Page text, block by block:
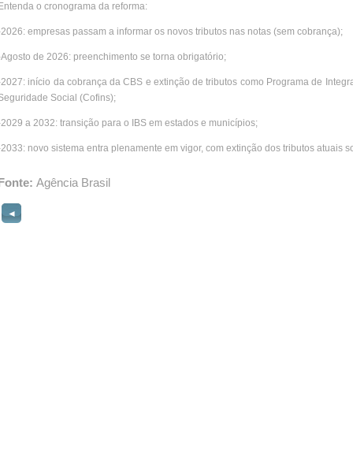
o cronograma da reforma:
empresas passam a informar os novos tributos nas notas (sem cobrança);
de 2026: preenchimento se torna obrigatório;
início da cobrança da CBS e extinção de tributos como Programa de
Social (Cofins);
a 2032: transição para o IBS em estados e municípios;
novo sistema entra plenamente em vigor, com extinção dos tributos atuais
Agência Brasil
◄